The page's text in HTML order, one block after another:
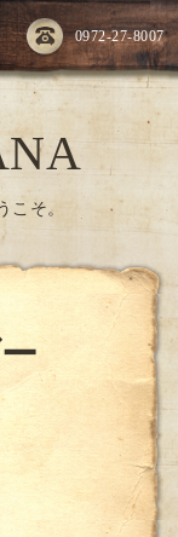
0972-27-8007
こそ。